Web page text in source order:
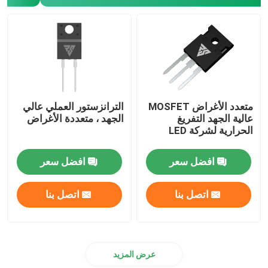
سيك أشباه الموصلات الطاقة
متعدد الأغراض MOSFET
عالية الجهد التفريغ
الحرارية لشركة LED
افضل سعر
اتصل بنا
الترانزستور العملي عالي
الجهد ، متعددة الأغراض
افضل سعر
اتصل بنا
عرض المزيد